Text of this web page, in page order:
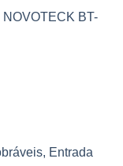
BT-
Entrada